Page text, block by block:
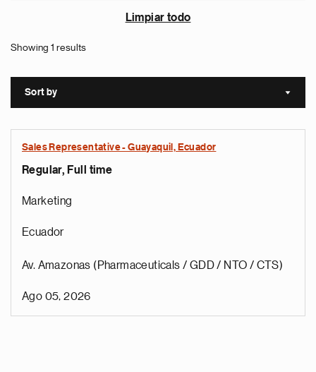
Limpiar todo
Showing 1 results
Sort by Sort
Sales Representative - Guayaquil, Ecuador
Regular, Full time
Marketing
Ecuador
Av. Amazonas (Pharmaceuticals / GDD / NTO / CTS)
Ago 05, 2026